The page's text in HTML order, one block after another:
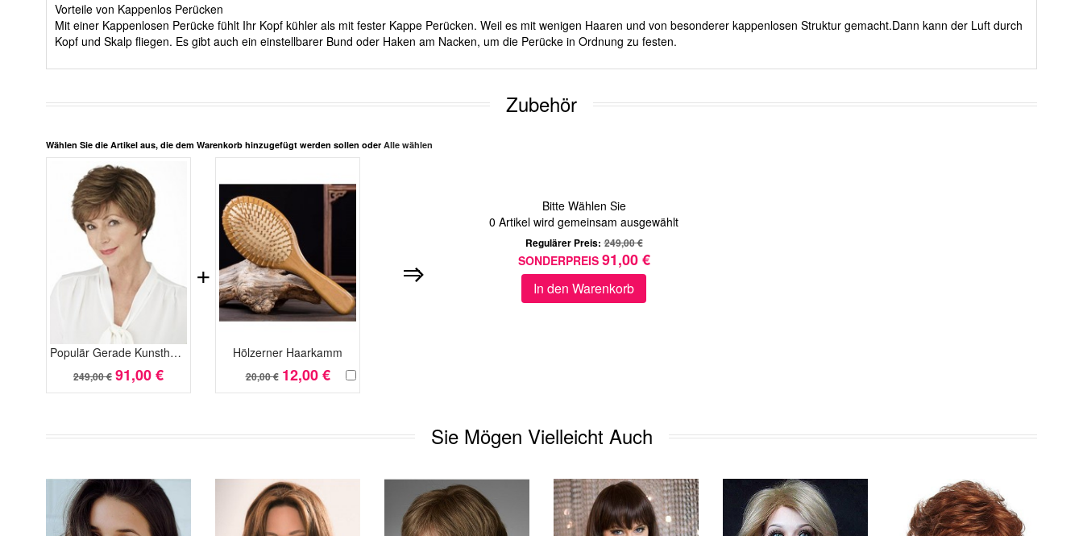
Vorteile von Kappenlos Perücken
Mit einer Kappenlosen Perücke fühlt Ihr Kopf kühler als mit fester Kappe Perücken. Weil es mit wenigen Haaren und von besonderer kappenlosen Struktur gemacht.Dann kann der Luft durch
Kopf und Skalp fliegen. Es gibt auch ein einstellbarer Bund oder Haken am Nacken, um die Perücke in Ordnung zu festen.
Zubehör
Wählen Sie die Artikel aus, die dem Warenkorb hinzugefügt werden sollen oder Alle wählen
Populär Gerade Kunsthaar Faszinierende Kappenlos Perücke
249,00 € 91,00 €
Hölzerner Haarkamm
20,00 € 12,00 €
+
Bitte Wählen Sie
0 Artikel wird gemeinsam ausgewählt
Regulärer Preis: 249,00 €
SONDERPREIS 91,00 €
In den Warenkorb
Sie Mögen Vielleicht Auch